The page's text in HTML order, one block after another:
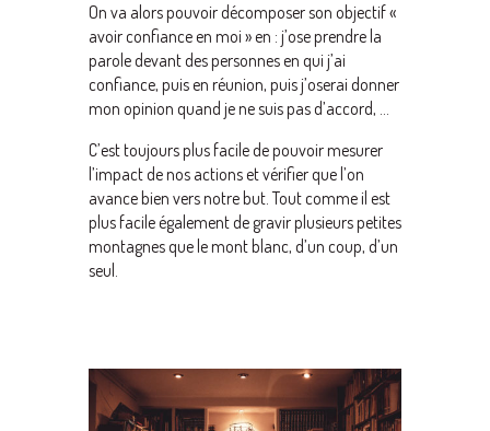
On va alors pouvoir décomposer son objectif «
avoir confiance en moi » en : j’ose prendre la
parole devant des personnes en qui j’ai
confiance, puis en réunion, puis j’oserai donner
mon opinion quand je ne suis pas d’accord, …
C’est toujours plus facile de pouvoir mesurer
l’impact de nos actions et vérifier que l’on
avance bien vers notre but. Tout comme il est
plus facile également de gravir plusieurs petites
montagnes que le mont blanc, d’un coup, d’un
seul.